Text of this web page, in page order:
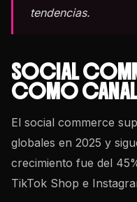
tendencias.
SOCIAL
COMO CANAL
El social commerce
globales en 2025 y
crecimiento fue del
TikTok Shop e